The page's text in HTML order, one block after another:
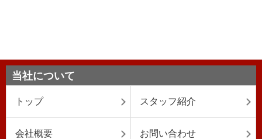
当社について
トップ スタッフ紹介
会社概要 お問い合わせ